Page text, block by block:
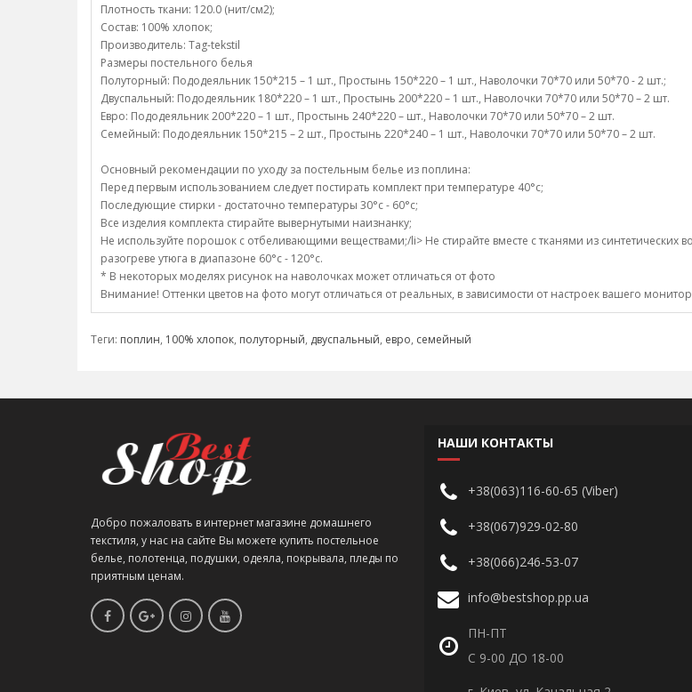
Плотность ткани: 120.0 (нит/см2);
Состав: 100% хлопок;
Производитель: Tag-tekstil
Размеры постельного белья
Полуторный: Пододеяльник 150*215 – 1 шт., Простынь 150*220 – 1 шт., Наволочки 70*70 или 50*70 - 2 шт.;
Двуспальный: Пододеяльник 180*220 – 1 шт., Простынь 200*220 – 1 шт., Наволочки 70*70 или 50*70 – 2 шт.
Евро: Пододеяльник 200*220 – 1 шт., Простынь 240*220 – шт., Наволочки 70*70 или 50*70 – 2 шт.
Семейный: Пододеяльник 150*215 – 2 шт., Простынь 220*240 – 1 шт., Наволочки 70*70 или 50*70 – 2 шт.
Основный рекомендации по уходу за постельным белье из поплина:
Перед первым использованием следует постирать комплект при температуре 40°c;
Последующие стирки - достаточно температуры 30°c - 60°c;
Все изделия комплекта стирайте вывернутыми наизнанку;
Не используйте порошок с отбеливающими веществами;/li> Не стирайте вместе с тканями из синтетических
разогреве утюга в диапазоне 60°c - 120°c.
* В некоторых моделях рисунок на наволочках может отличаться от фото
Внимание! Оттенки цветов на фото могут отличаться от реальных, в зависимости от настроек вашего
Теги: поплин, 100% хлопок, полуторный, двуспальный, евро, семейный
Добро пожаловать в интернет магазине домашнего
текстиля, у нас на сайте Вы можете купить постельное
белье, полотенца, подушки, одеяла, покрывала, пледы по
приятным ценам.
НАШИ КОНТАКТЫ
+38(063)116-60-65 (Viber)
+38(067)929-02-80
+38(066)246-53-07
info@bestshop.pp.ua
ПН-ПТ
С 9-00 ДО 18-00